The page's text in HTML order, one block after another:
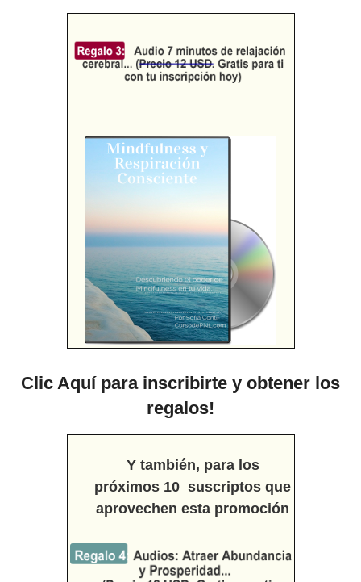
Clic Aquí para inscribirte y obtener los
regalos!
Y también, para los
próximos 10 suscriptos que
aprovechen esta promoción